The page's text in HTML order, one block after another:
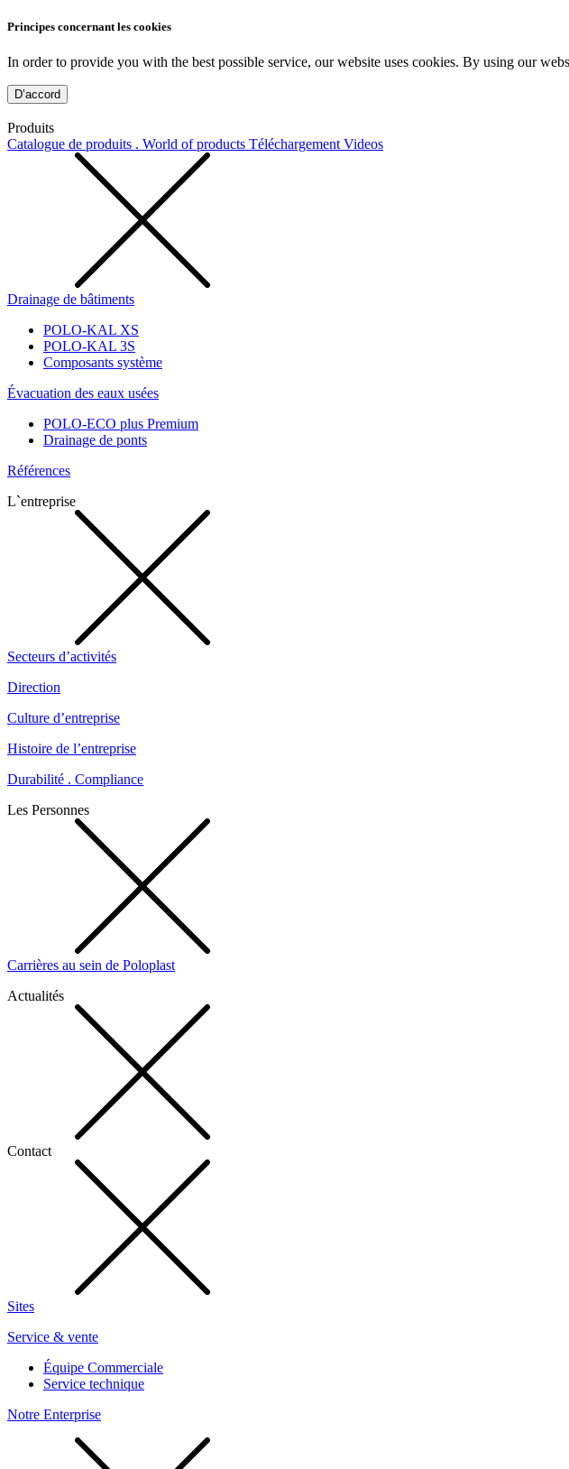
Principes concernant les cookies
In order to provide you with the best possible service, our website uses cookies. By using our
D’accord
Produits
Catalogue de produits . World of products Téléchargement Videos
Drainage de bâtiments
POLO-KAL XS
POLO-KAL 3S
Composants système
Évacuation des eaux usées
POLO-ECO plus Premium
Drainage de ponts
Références
L`entreprise
Secteurs d’activités
Direction
Culture d’entreprise
Histoire de l’entreprise
Durabilité . Compliance
Les Personnes
Carrières au sein de Poloplast
Actualités
Contact
Sites
Service & vente
Équipe Commerciale
Service technique
Notre Enterprise